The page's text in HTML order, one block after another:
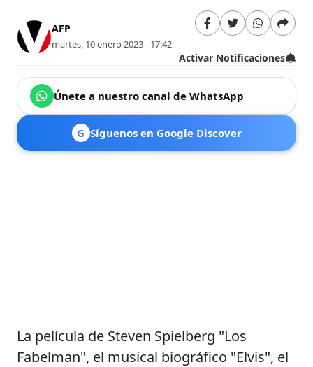
AFP
martes, 10 enero 2023 - 17:42
Activar Notificaciones
Únete a nuestro canal de WhatsApp
G Síguenos en Google Discover
La película de Steven Spielberg "Los
Fabelman", el musical biográfico "Elvis", el